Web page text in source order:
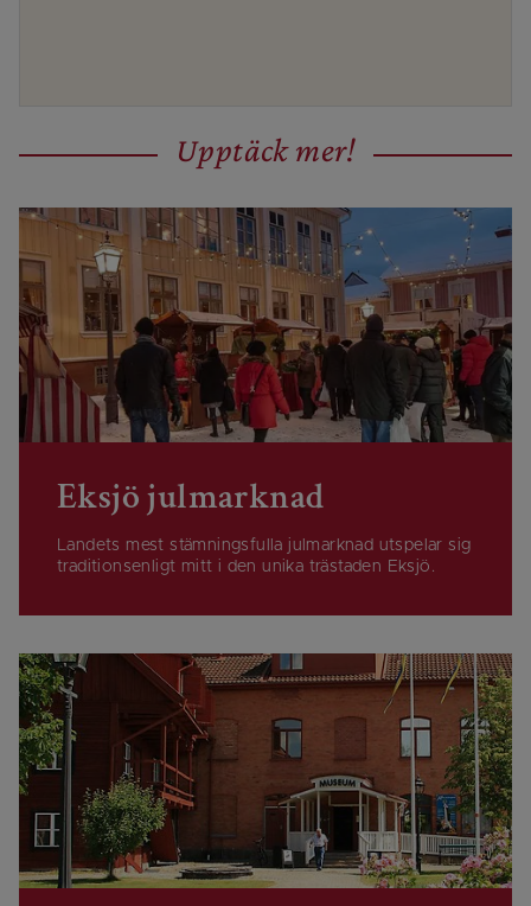
Upptäck mer!
Eksjö julmarknad
Landets mest stämningsfulla julmarknad utspelar sig
traditionsenligt mitt i den unika trästaden Eksjö.